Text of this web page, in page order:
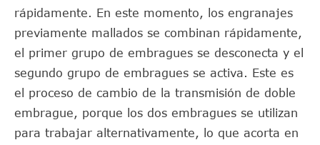
rápidamente. En este momento, los engranajes
previamente mallados se combinan rápidamente,
el primer grupo de embragues se desconecta y el
segundo grupo de embragues se activa. Este es
el proceso de cambio de la transmisión de doble
embrague, porque los dos embragues se utilizan
para trabajar alternativamente, lo que acorta en